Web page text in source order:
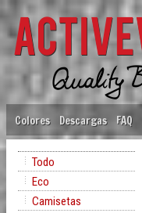
Colores Descargas FAQ
Todo
Eco
Camisetas